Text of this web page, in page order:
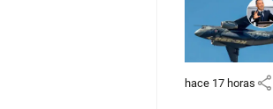
hace 17 horas share